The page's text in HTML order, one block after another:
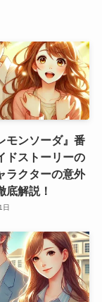
モンソーダ』番
ドストーリーの
ラクターの意外
底解説！
日